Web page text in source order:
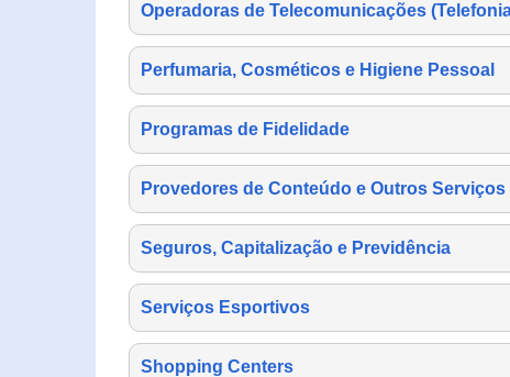
Operadoras de Telecomunicações
Perfumaria, Cosméticos e Higiene Pessoal
Programas de Fidelidade
Provedores de Conteúdo e Outros Serviços
Seguros, Capitalização e Previdência
Serviços Esportivos
Shopping Centers